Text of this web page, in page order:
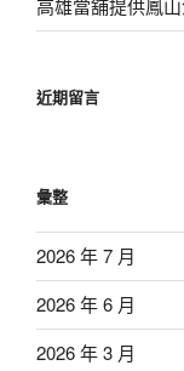
高雄當舖提供鳳
近期留言
彙整
2026 年 7 月
2026 年 6 月
2026 年 3 月